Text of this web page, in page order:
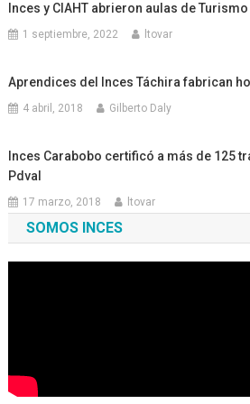
Inces y CIAHT abrieron aulas de
1 septiembre, 2022 ltovar
Aprendices del Inces Táchira fabrican
4 abril, 2018 Gilberto Daly
Inces Carabobo certificó a más de 125
Pdval
17 marzo, 2018 ltovar
SOMOS INCES